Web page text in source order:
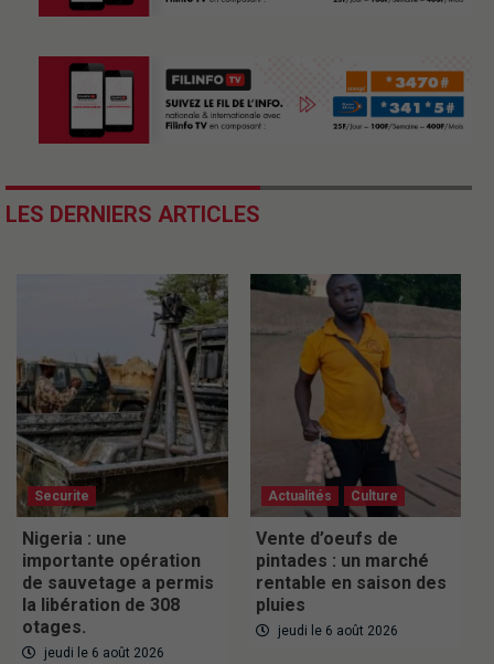
LES DERNIERS ARTICLES
Securite
Nigeria : une
importante opération
de sauvetage a permis
la libération de 308
otages.
jeudi le 6 août 2026
Actualités Culture
Vente d’oeufs de
pintades : un marché
rentable en saison des
pluies
jeudi le 6 août 2026